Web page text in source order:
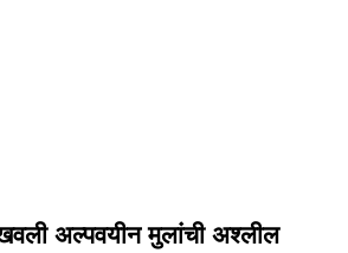
अल्पवयीन मुलांची अश्लील